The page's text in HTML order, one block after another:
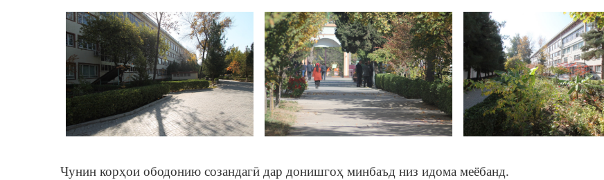
Чунин корҳои ободонию созандагӣ дар донишгоҳ минбаъд низ идома меёбанд.